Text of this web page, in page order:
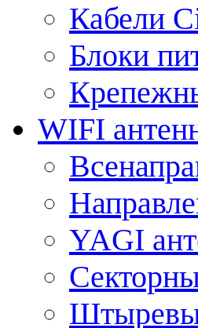
Кабели
Блоки
WIFI
YAGI